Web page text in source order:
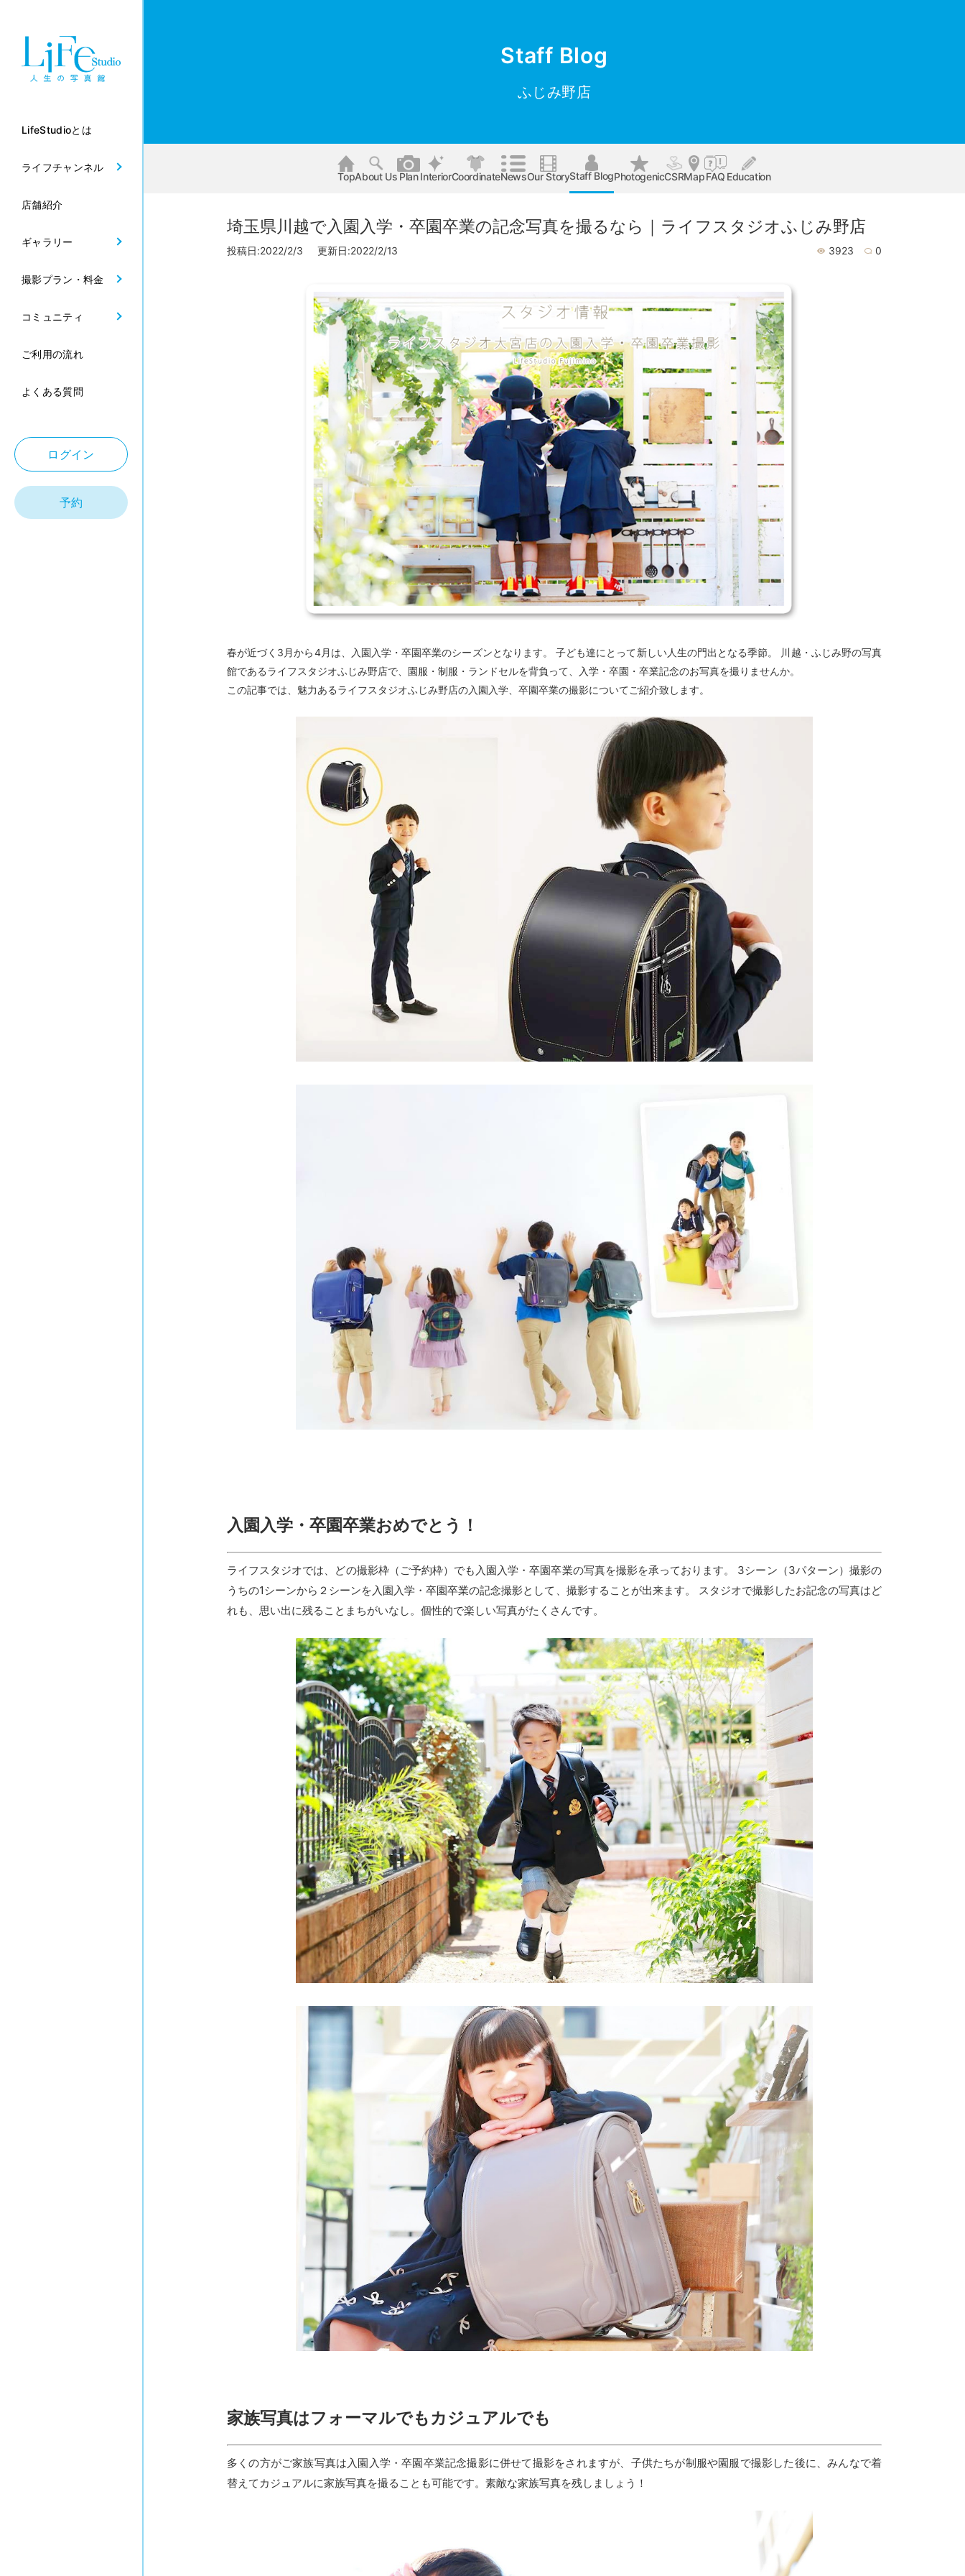
LifeStudioとは
ライフチャンネル
店舗紹介
ギャラリー
撮影プラン・料金
コミュニティ
ご利用の流れ
よくある質問
ログイン
予約
Staff Blog
ふじみ野店
TopAbout Us PlanInteriorCoordinateNewsOur StoryStaff BlogPhotogenicCSRMapFAQ Education
埼玉県川越で入園入学・卒園卒業の記念写真を撮るなら｜ライフスタジオふじみ野店
投稿日:2022/2/3 更新日:2022/2/13 3923 0
春が近づく3月から4月は、入園入学・卒園卒業のシーズンとなります。 子ども達にとって新しい人生の門出となる季節。 川越・ふじみ野の写真
館であるライフスタジオふじみ野店で、園服・制服・ランドセルを背負って、入学・卒園・卒業記念のお写真を撮りませんか。
この記事では、魅力あるライフスタジオふじみ野店の入園入学、卒園卒業の撮影についてご紹介致します。
入園入学・卒園卒業おめでとう！
ライフスタジオでは、どの撮影枠（ご予約枠）でも入園入学・卒園卒業の写真を撮影を承っております。 3シーン（3パターン）撮影の
うちの1シーンから２シーンを入園入学・卒園卒業の記念撮影として、撮影することが出来ます。 スタジオで撮影したお記念の写真はど
れも、思い出に残ることまちがいなし。個性的で楽しい写真がたくさんです。
家族写真はフォーマルでもカジュアルでも
多くの方がご家族写真は入園入学・卒園卒業記念撮影に併せて撮影をされますが、子供たちが制服や園服で撮影した後に、みんなで着
替えてカジュアルに家族写真を撮ることも可能です。素敵な家族写真を残しましょう！